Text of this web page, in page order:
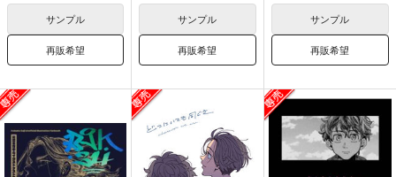
サンプル
再販希望
サンプル
再販希望
サンプル
再販希望